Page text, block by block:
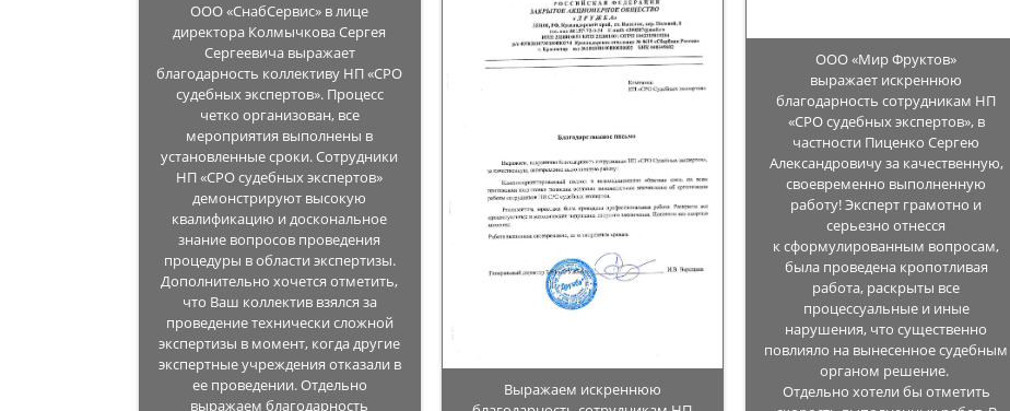
ООО «СнабСервис» в лице
директора Колмычкова Сергея
Сергеевича выражает
благодарность коллективу НП «СРО
судебных экспертов». Процесс
четко организован, все
мероприятия выполнены в
установленные сроки. Сотрудники
НП «СРО судебных экспертов»
демонстрируют высокую
квалификацию и доскональное
знание вопросов проведения
процедуры в области экспертизы.
Дополнительно хочется отметить,
что Ваш коллектив взялся за
проведение технически сложной
экспертизы в момент, когда другие
экспертные учреждения отказали в
ее проведении. Отдельно
выражаем благодарность
ООО «Мир Фруктов»
выражает искреннюю
благодарность сотрудникам НП
«СРО судебных экспертов», в
частности Пиценко Сергею
Александровичу за качественную,
своевременно выполненную
работу! Эксперт грамотно и
серьезно отнесся
к сформулированным вопросам,
была проведена кропотливая
работа, раскрыты все
процессуальные и иные
нарушения, что существенно
повлияло на вынесенное судебным
органом решение.
Отдельно хотели бы отметить
Выражаем искреннюю